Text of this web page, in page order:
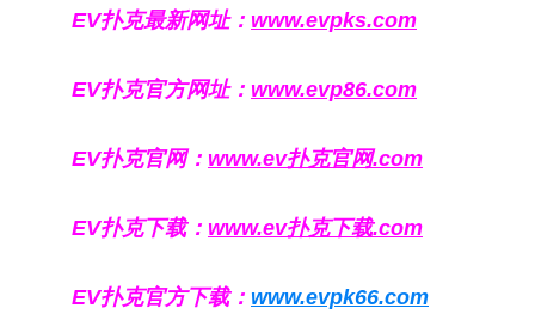
EV扑克最新网址： www.evpks.com
EV扑克官方网址： www.evp86.com
EV扑克官网： www.ev扑克官网.com
EV扑克下载： www.ev扑克下载.com
EV扑克官方下载： www.evpk66.com